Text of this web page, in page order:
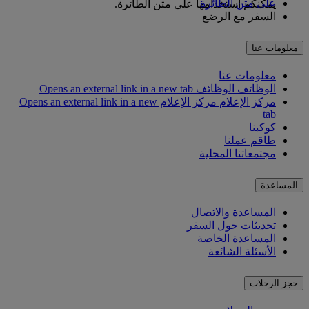
يمكنكم استخدامها على متن الطائرة.
على متن الطائرة
السفر مع الرضع
معلومات عنا
معلومات عنا
الوظائف الوظائف Opens an external link in a new tab
مركز الإعلام
مركز الإعلام Opens an external link in a new
tab
كوكبنا
طاقم عملنا
مجتمعاتنا المحلية
المساعدة
المساعدة والاتصال
تحديثات حول السفر
المساعدة الخاصة
الأسئلة الشائعة
حجز الرحلات